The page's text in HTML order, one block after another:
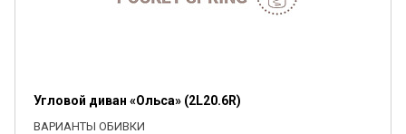
Угловой диван «Ольса» (2L20.6R)
ВАРИАНТЫ ОБИВКИ